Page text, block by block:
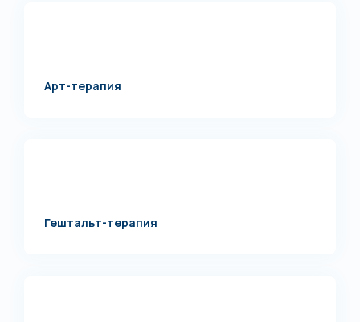
Арт-терапия
Гештальт-терапия